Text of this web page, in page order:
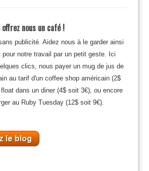
nous un café !
publicité. Aidez nous à le garder ainsi
pour notre travail par un petit geste. Ici
clics, nous payer un mug de jus de
au tarif d'un coffee shop américain (2$
dans un diner (4$ soit 3€), ou encore
au Ruby Tuesday (12$ soit 9€).